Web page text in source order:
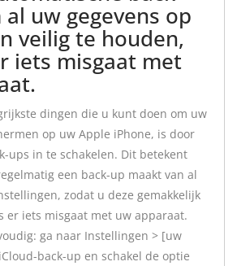
uw gegevens op
veilig te houden,
iets misgaat met
dingen die u kunt doen om uw
op uw Apple iPhone, is door
ups in te schakelen. Dit betekent
een back-up maakt van al
zodat u deze gemakkelijk
er iets misgaat met uw apparaat.
ga naar Instellingen > [uw
back-up en schakel de optie